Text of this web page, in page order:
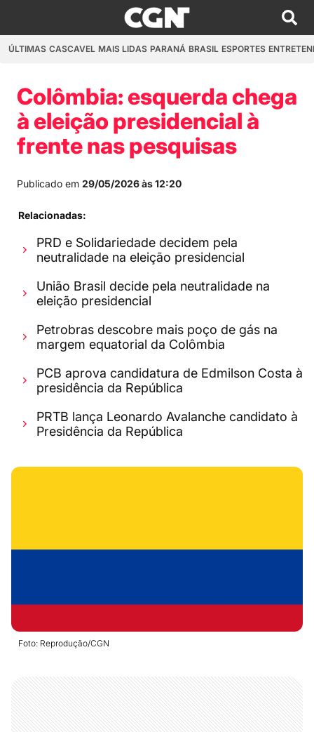
ÚLTIMAS CASCAVEL MAIS LIDAS PARANÁ BRASIL ESPORTES
Colômbia: esquerda chega
à eleição presidencial à
frente nas pesquisas
Publicado em 29/05/2026 às 12:20
Relacionadas:
PRD e Solidariedade decidem pela
neutralidade na eleição presidencial
União Brasil decide pela neutralidade na
eleição presidencial
Petrobras descobre mais poço de gás na
margem equatorial da Colômbia
PCB aprova candidatura de Edmilson Costa à
presidência da República
PRTB lança Leonardo Avalanche candidato à
Presidência da República
Foto: Reprodução/CGN